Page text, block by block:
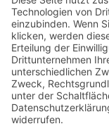
67549 Worms
Telefon:+49 (0)
Telefax:+49 (0)
WhatsApp:+49
Öffnungszeiten:
Mo - Fr